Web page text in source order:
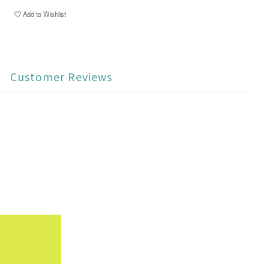
Add to Wishlist
Customer Reviews